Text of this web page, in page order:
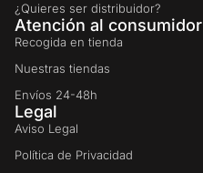
¿Quieres ser distribuidor?
Atención al consumidor
Recogida en tienda
Nuestras tiendas
Envíos 24-48h
Legal
Aviso Legal
Política de Privacidad